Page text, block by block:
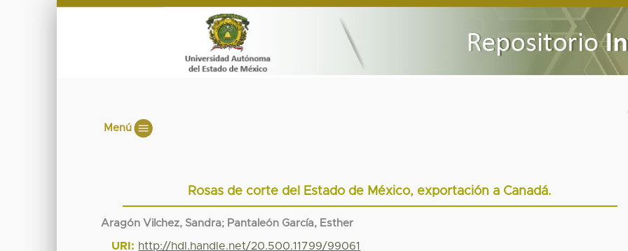
Menú
Rosas de corte del Estado de México, exportación a Canadá.
Aragón Vilchez, Sandra; Pantaleón García, Esther
URI: http://hdl.handle.net/20.500.11799/99061